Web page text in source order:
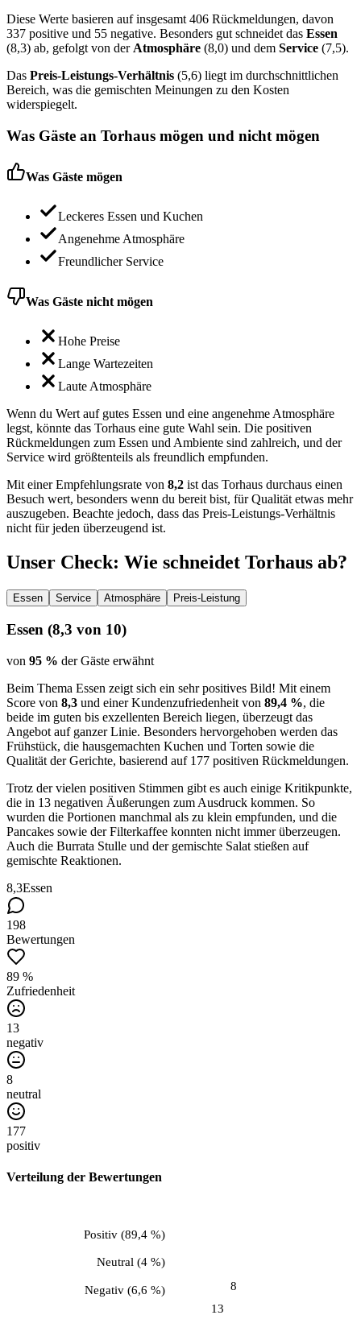
Diese Werte basieren auf insgesamt 406 Rückmeldungen, davon
337 positive und 55 negative. Besonders gut schneidet das Essen
(8,3) ab, gefolgt von der Atmosphäre (8,0) und dem Service (7,5).
Das Preis-Leistungs-Verhältnis (5,6) liegt im durchschnittlichen
Bereich, was die gemischten Meinungen zu den Kosten
widerspiegelt.
Was Gäste an Torhaus mögen und nicht mögen
Was Gäste mögen
Leckeres Essen und Kuchen
Angenehme Atmosphäre
Freundlicher Service
Was Gäste nicht mögen
Hohe Preise
Lange Wartezeiten
Laute Atmosphäre
Wenn du Wert auf gutes Essen und eine angenehme Atmosphäre
legst, könnte das Torhaus eine gute Wahl sein. Die positiven
Rückmeldungen zum Essen und Ambiente sind zahlreich, und der
Service wird größtenteils als freundlich empfunden.
Mit einer Empfehlungsrate von 8,2 ist das Torhaus durchaus einen
Besuch wert, besonders wenn du bereit bist, für Qualität etwas mehr
auszugeben. Beachte jedoch, dass das Preis-Leistungs-Verhältnis
nicht für jeden überzeugend ist.
Unser Check: Wie schneidet Torhaus ab?
Essen Service Atmosphäre Preis-Leistung
Essen (8,3 von 10)
von 95 % der Gäste erwähnt
Beim Thema Essen zeigt sich ein sehr positives Bild! Mit einem
Score von 8,3 und einer Kundenzufriedenheit von 89,4 %, die
beide im guten bis exzellenten Bereich liegen, überzeugt das
Angebot auf ganzer Linie. Besonders hervorgehoben werden das
Frühstück, die hausgemachten Kuchen und Torten sowie die
Qualität der Gerichte, basierend auf 177 positiven Rückmeldungen.
Trotz der vielen positiven Stimmen gibt es auch einige Kritikpunkte,
die in 13 negativen Äußerungen zum Ausdruck kommen. So
wurden die Portionen manchmal als zu klein empfunden, und die
Pancakes sowie der Filterkaffee konnten nicht immer überzeugen.
Auch die Burrata Stulle und der gemischte Salat stießen auf
gemischte Reaktionen.
8,3Essen
198
Bewertungen
89 %
Zufriedenheit
13
negativ
8
neutral
177
positiv
Verteilung der Bewertungen
13
Negativ(6,6 %) 8
Neutral (4 %)
Positiv(89,4 %)